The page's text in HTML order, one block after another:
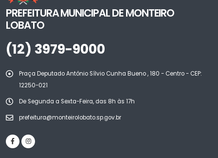
PREFEITURA MUNICIPAL DE MONTEIRO
LOBATO
(12) 3979-9000
Praça Deputado Antônio Sílvio Cunha Bueno , 180 - Centro - CEP:
12250-021
De Segunda a Sexta-Feira, das 8h às 17h
prefeitura@monteirolobato.sp.gov.br